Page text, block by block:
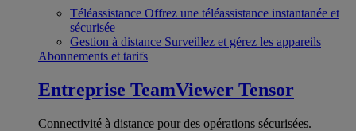
Téléassistance Offrez une téléassistance instantanée et
sécurisée
Gestion à distance Surveillez et gérez les appareils
Abonnements et tarifs
Entreprise TeamViewer Tensor
Connectivité à distance pour des opérations sécurisées.